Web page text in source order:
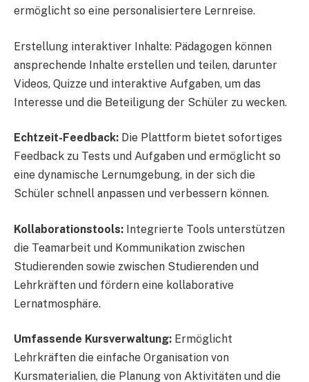
ermöglicht so eine personalisiertere Lernreise.
Erstellung interaktiver Inhalte: Pädagogen können
ansprechende Inhalte erstellen und teilen, darunter
Videos, Quizze und interaktive Aufgaben, um das
Interesse und die Beteiligung der Schüler zu wecken.
Echtzeit-Feedback: Die Plattform bietet sofortiges
Feedback zu Tests und Aufgaben und ermöglicht so
eine dynamische Lernumgebung, in der sich die
Schüler schnell anpassen und verbessern können.
Kollaborationstools: Integrierte Tools unterstützen
die Teamarbeit und Kommunikation zwischen
Studierenden sowie zwischen Studierenden und
Lehrkräften und fördern eine kollaborative
Lernatmosphäre.
Umfassende Kursverwaltung: Ermöglicht
Lehrkräften die einfache Organisation von
Kursmaterialien, die Planung von Aktivitäten und die